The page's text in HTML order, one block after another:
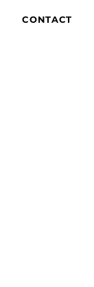
CONTACT